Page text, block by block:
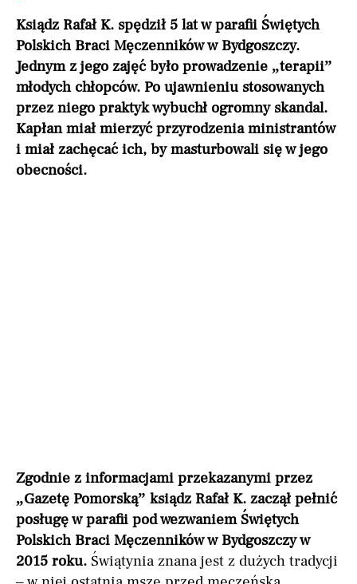
Ksiądz Rafał K. spędził 5 lat w parafii Świętych
Polskich Braci Męczenników w Bydgoszczy.
Jednym z jego zajęć było prowadzenie „terapii”
młodych chłopców. Po ujawnieniu stosowanych
przez niego praktyk wybuchł ogromny skandal.
Kapłan miał mierzyć przyrodzenia ministrantów
i miał zachęcać ich, by masturbowali się w jego
obecności.
Zgodnie z informacjami przekazanymi przez
„Gazetę Pomorską” ksiądz Rafał K. zaczął pełnić
posługę w parafii pod wezwaniem Świętych
Polskich Braci Męczenników w Bydgoszczy w
2015 roku. Świątynia znana jest z dużych tradycji